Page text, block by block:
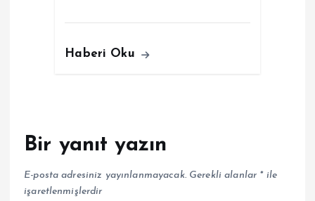
Haberi Oku
Bir yanıt yazın
E-posta adresiniz yayınlanmayacak. Gerekli alanlar *ile
işaretlenmişlerdir